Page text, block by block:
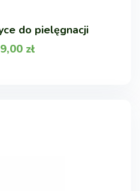
do pielęgnacji
zł